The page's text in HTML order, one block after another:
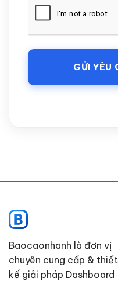
Baocaonhanh là đơn vị
chuyên cung cấp & thiết
kế giải pháp Dashboard